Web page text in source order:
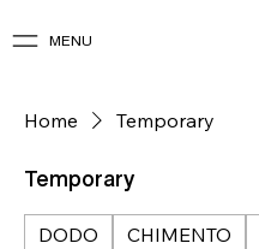
MENU
Home Temporary
Temporary
DODO CHIMENTO